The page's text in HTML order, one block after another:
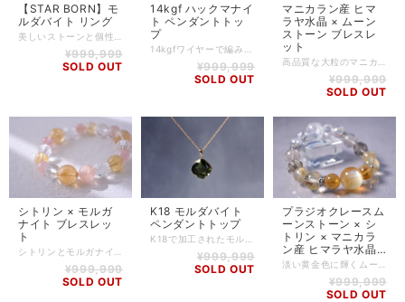
【STAR BORN】モ
ルダバイト リング
¥999,999
SOLD OUT
14kgf ハックマナイ
ト ペンダントトッ
プ
¥999,999
SOLD OUT
マニカラン産 ヒマ
ラヤ水晶 × ムーン
ストーン ブレスレ
ット
¥999,999
SOLD OUT
シトリン × モルガ
ナイト ブレスレッ
ト
¥999,999
SOLD OUT
K18 モルダバイト
ペンダントトップ
¥999,999
SOLD OUT
プラジオクレースム
ーンストーン × シ
トリン × マニカラ
ン産 ヒマラヤ水晶
ブレスレット
¥999,999
SOLD OUT